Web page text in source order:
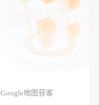
Google地图获客